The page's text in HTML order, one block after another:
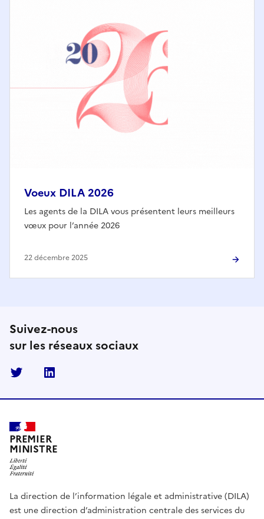
Voeux DILA 2026
Les agents de la DILA vous présentent leurs meilleurs
vœux pour l’année 2026
22 décembre 2025
Suivez-nous
sur les réseaux sociaux
Twitter
PREMIER
MINISTRE
La direction de l’information légale et administrative (DILA)
est une direction d’administration centrale des services du